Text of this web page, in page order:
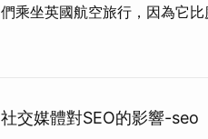
們乘坐英國航空旅行，因為它比
社交媒體對SEO的影響-seo